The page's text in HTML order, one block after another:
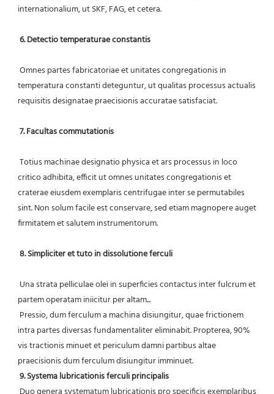
internationalium, ut SKF, FAG, et cetera.
6. Detectio temperaturae constantis
temperatura constanti deteguntur, ut qualitas processus actualis
requisitis designatae praecisionis accuratae satisfaciat.
7. Facultas commutationis
critico adhibita, efficit ut omnes unitates congregationis et
craterae eiusdem exemplaris centrifugae inter se permutabiles
sint. Non solum facile est conservare, sed etiam magnopere auget
firmitatem et salutem instrumentorum.
8. Simpliciter et tuto in dissolutione ferculi
partem operatam iniicitur per altam...
intra partes diversas fundamentaliter eliminabit. Propterea, 90%
vis tractionis minuet et periculum damni partibus altae
praecisionis dum ferculum disiungitur imminuet.
9. Systema lubricationis ferculi principalis